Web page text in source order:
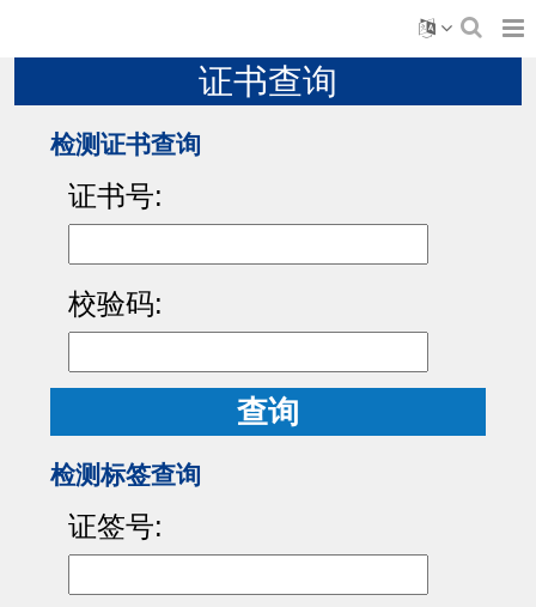
证书查询
检测证书查询
证书号:
校验码:
查询
检测标签查询
证签号: